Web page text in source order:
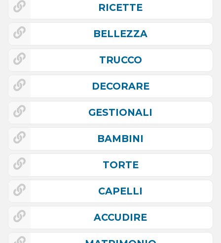
RICETTE
BELLEZZA
TRUCCO
DECORARE
GESTIONALI
BAMBINI
TORTE
CAPELLI
ACCUDIRE